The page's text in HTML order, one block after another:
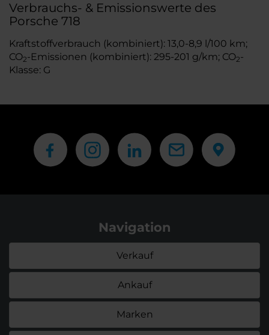
Verbrauchs- & Emissionswerte des
Porsche 718
Kraftstoffverbrauch (kombiniert): 13,0-8,9 l/100 km;
CO2-Emissionen (kombiniert): 295-201 g/km; CO2-
Klasse: G
Navigation
Verkauf
Ankauf
Marken